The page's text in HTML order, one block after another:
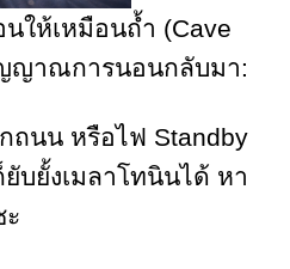
ให้เหมือนถ้ำ (Cave
ญญาณการนอนกลับมา:
ถนน หรือไฟ Standby
บยั้งเมลาโทนินได้ หา